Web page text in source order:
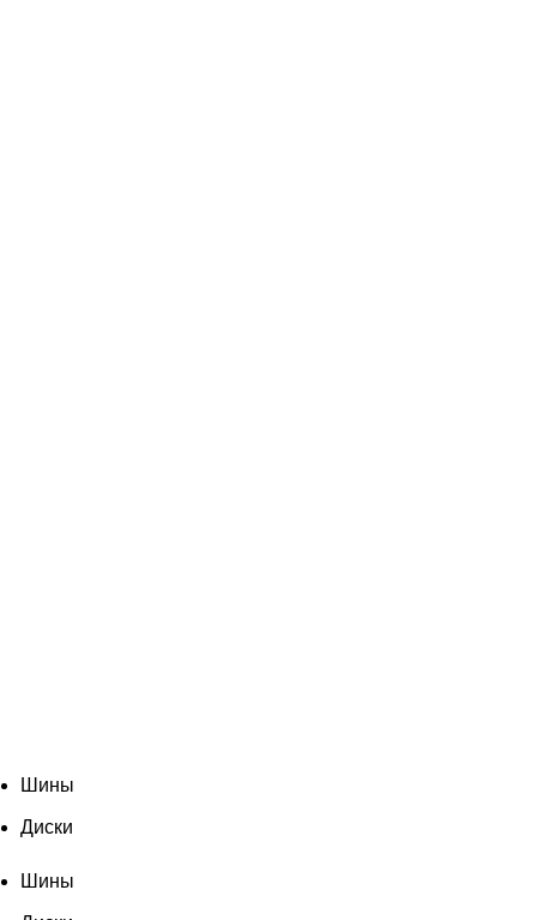
Шины
Диски
Шины